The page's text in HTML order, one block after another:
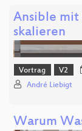
Ansible
skalieren
Vortrag V2
André Liebigt
Warum